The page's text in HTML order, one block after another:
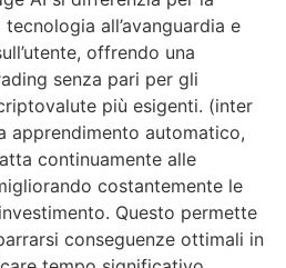
Asserire Che
supporto clienti è disponibile a
la ogni fase del
AI si differenzia per la
all’avanguardia e
offrendo una
senza pari per gli